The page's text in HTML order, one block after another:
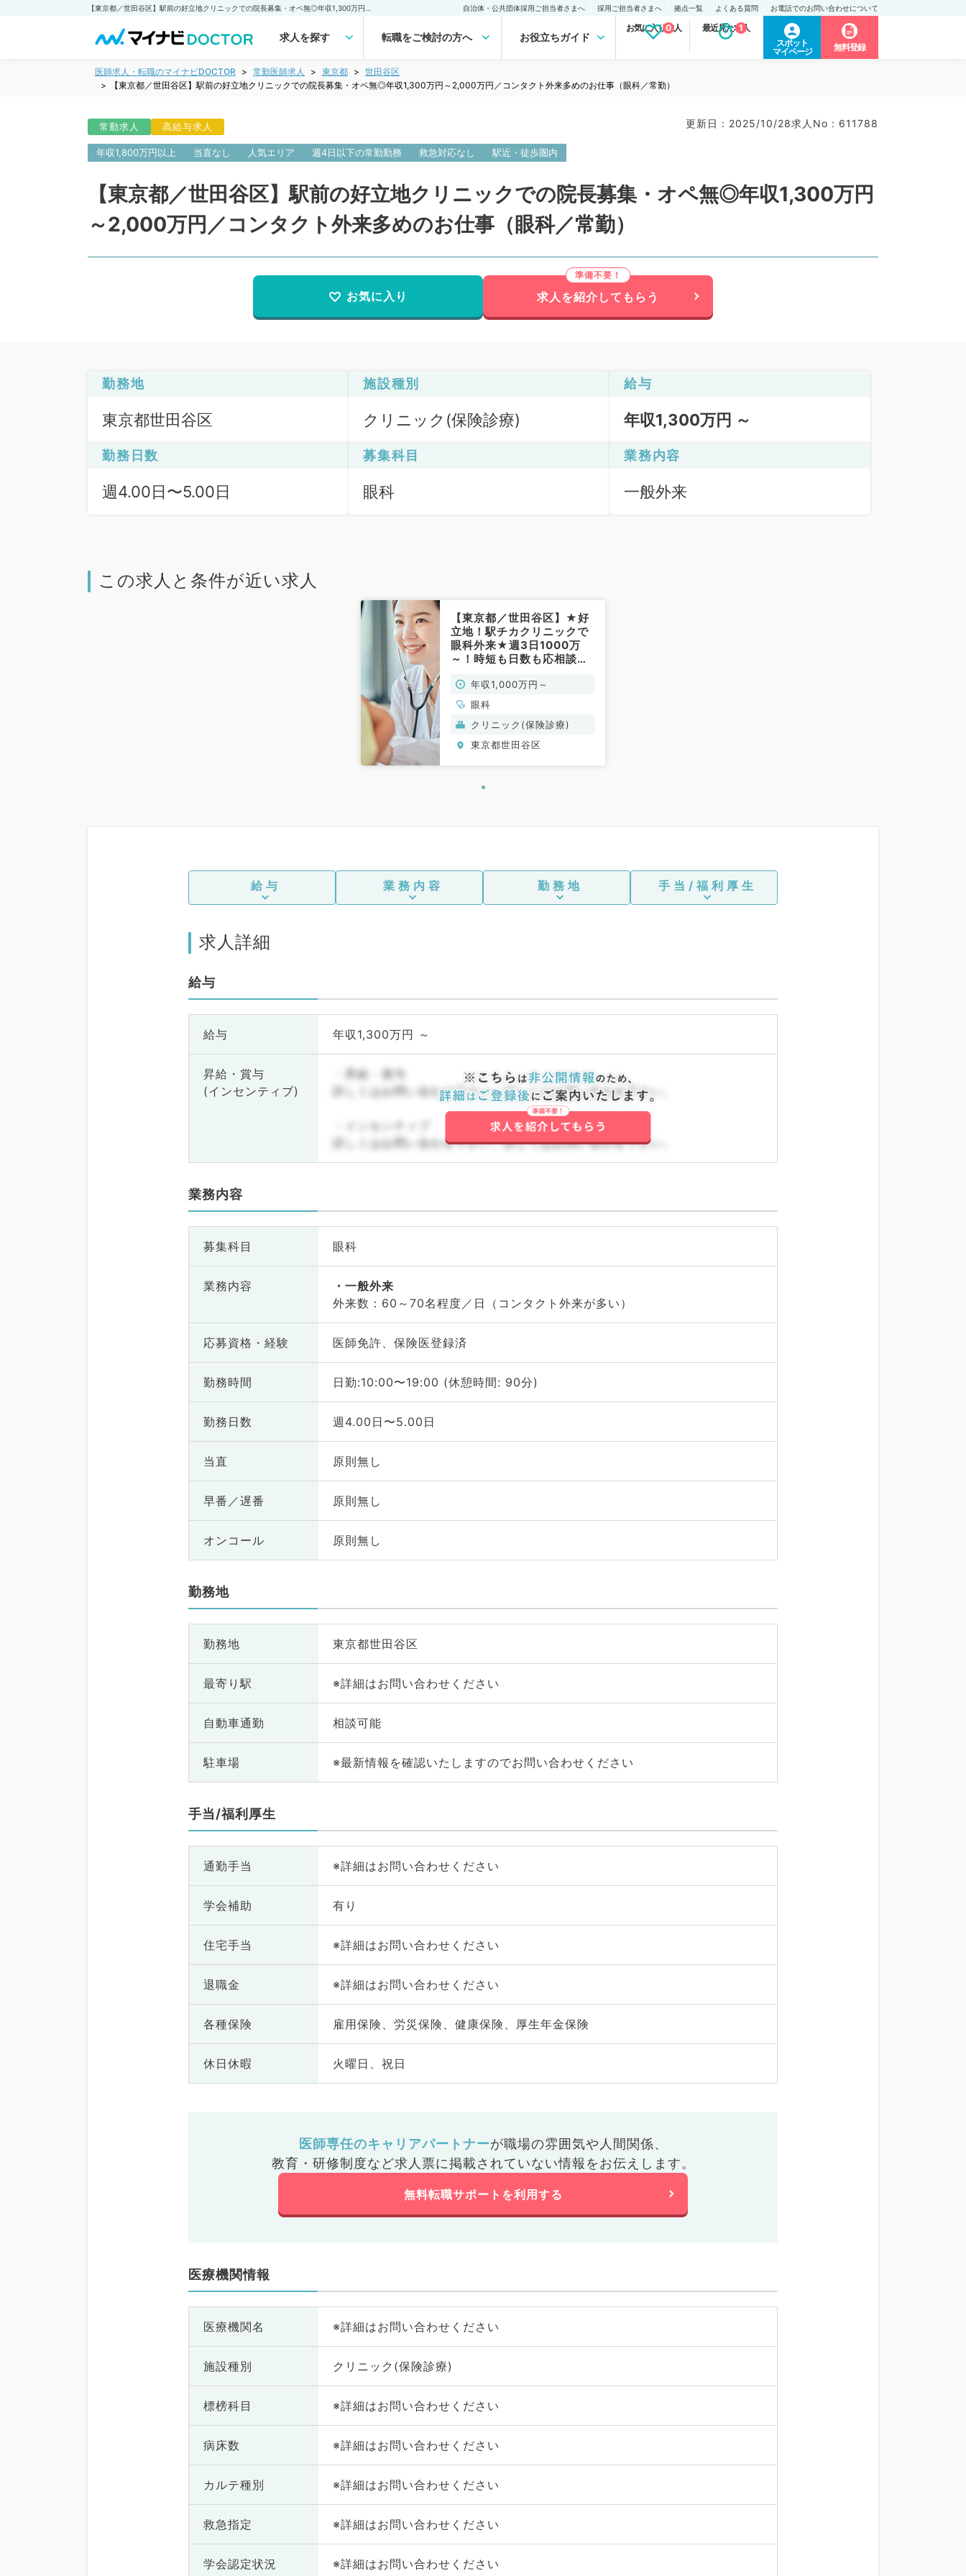
自治体・公共団体採用ご担当者さまへ 採用ご担当者さまへ 拠点一覧 よくある質問 お電話でのお問い合わせについて
求人を探す 転職をご検討の方へ お役立ちガイド
お気に入り求人
0 最近見た求人
1
スポット
マイページ
無料登録
医師求人・転職のマイナビDOCTOR 常勤医師求人 東京都
世田谷区
【東京都／世田谷区】駅前の好立地クリニックでの院長募集・オペ無◎年収1,300万円～2,000万円／コンタクト外来多めのお仕事（眼科／常勤）
常勤求人 高給与求人 更新日 : 2025/10/28求人No : 611788
年収1,800万円以上 当直なし 人気エリア 週4日以下の常勤勤務 救急対応なし 駅近・徒歩圏内
【東京都／世田谷区】駅前の好立地クリニックでの院長募集・オペ無◎年収1,300万円
～2,000万円／コンタクト外来多めのお仕事（眼科／常勤）
お気に入り 求人を紹介してもらう
勤務地
東京都世田谷区
施設種別
クリニック(保険診療)
給与
年収1,300万円 ～
勤務日数
週4.00日〜5.00日
募集科目
眼科
業務内容
一般外来
この求人と条件が近い求人
【東京都／世田谷区】★好
立地！駅チカクリニックで
眼科外来★週3日1000万
～！時短も日数も応相談可
年収1,000万円～
眼科
クリニック(保険診療)
東京都世田谷区
給与 業務内容 勤務地 手当/福利厚生
求人詳細
給与
給与 年収1,300万円 ～
昇給・賞与
(インセンティブ)
・昇給・賞与
詳しくはお問い合わせ下さい。詳しくはお問い合わせ下さい。
・インセンティブ
詳しくはお問い合わせ下さい。詳しくはお問い合わせ下さい。
業務内容
募集科目 眼科
業務内容
一般外来
外来数：60～70名程度／日（コンタクト外来が多い）
応募資格・ 経験 医師免許、保険医登録済
勤務時間 日勤:10:00〜19:00 (休憩時間: 90分)
勤務日数 週4.00日〜5.00日
当直 原則無し
早番／遅番 原則無し
オンコール 原則無し
勤務地
勤務地 東京都世田谷区
最寄り駅 ※詳細はお問い合わせください
自動車通勤 相談可能
駐車場 ※最新情報を確認いたしますのでお問い合わせください
手当/福利厚生
通勤手当 ※詳細はお問い合わせください
学会補助 有り
住宅手当 ※詳細はお問い合わせください
退職金 ※詳細はお問い合わせください
各種保険 雇用保険、労災保険、健康保険、厚生年金保険
休日休暇 火曜日、祝日
医師専任のキャリアパートナーが職場の雰囲気や人間関係、
教育・研修制度など求人票に掲載されていない情報をお伝えします。
無料転職サポートを利用する
医療機関情報
医療機関名 ※詳細はお問い合わせください
施設種別 クリニック(保険診療)
標榜科目 ※詳細はお問い合わせください
病床数 ※詳細はお問い合わせください
カルテ種別 ※詳細はお問い合わせください
救急指定 ※詳細はお問い合わせください
学会認定状況 ※詳細はお問い合わせください